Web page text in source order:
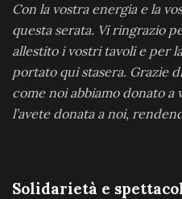
Con la vostra energia e la
questa serata. Vi ringrazio
allestito i vostri tavoli e per
portato qui stasera. Grazie
come noi abbiamo donato a
l’avete donata a noi,
Solidarietà e